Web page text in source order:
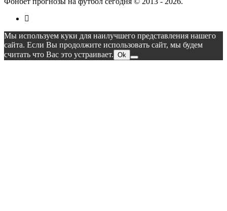
Мы используем куки для наилучшего представления нашего
сайта. Если Вы продолжите использовать сайт, мы будем
считать что Вас это устраивает. Ok